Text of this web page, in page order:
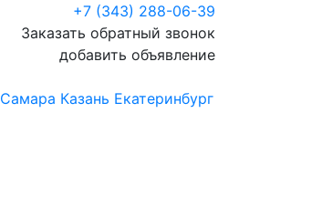
+7 (343) 288-06-39
Заказать обратный звонок
добавить объявление
Самара Казань Екатеринбург